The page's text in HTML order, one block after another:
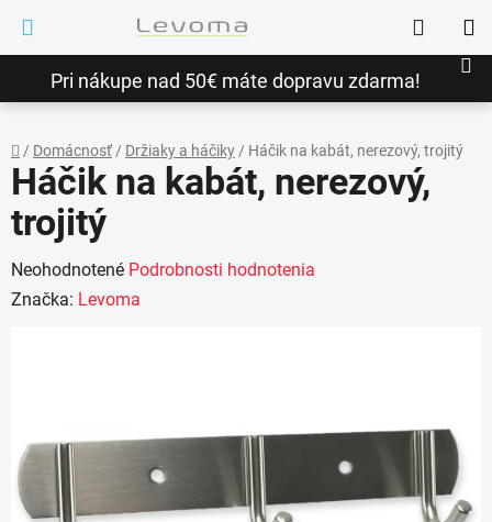
obsah
Pri nákupe nad 50€ máte dopravu zdarma!
Hľadať
Domov
/ Domácnosť/ Držiaky a háčiky/ Háčik na kabát, nerezový, trojitý
Háčik na kabát, nerezový,
trojitý
Priemerné
hodnotenie
hviezdičiek.
Neohodnotené Podrobnosti hodnotenia
Značka: Levoma